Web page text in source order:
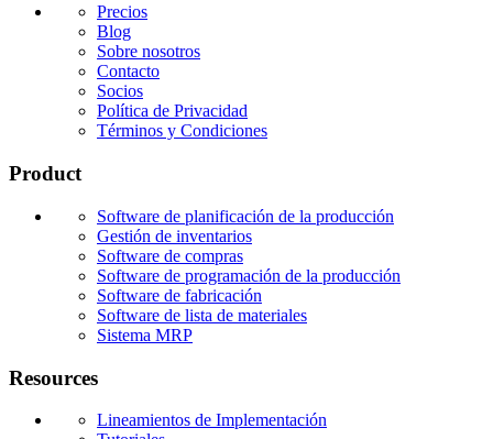
Precios
Blog
Sobre nosotros
Contacto
Socios
Política de Privacidad
Términos y Condiciones
Product
Software de planificación de la producción
Gestión de inventarios
Software de compras
Software de programación de la producción
Software de fabricación
Software de lista de materiales
Sistema MRP
Resources
Lineamientos de Implementación